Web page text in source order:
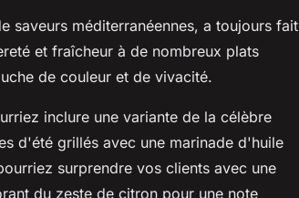
saveurs méditerranéennes, a toujours fait
et fraîcheur à de nombreux plats
de couleur et de vivacité.
inclure une variante de la célèbre
d'été grillés avec une marinade d'huile
surprendre vos clients avec une
du zeste de citron pour une note